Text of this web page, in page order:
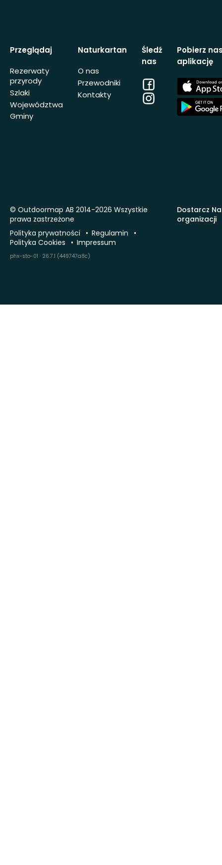
Przeglądaj
Rezerwaty
przyrody
Szlaki
Województwa
Gminy
Naturkartan
O nas
Przewodniki
Kontakty
Śledź
nas
Facebook
Instagram
Pobierz
aplikację
App
Store
App
Store
Dostarcz
organizacji
© Outdoormap AB 2014-2026 Wszystkie
prawa zastrzeżone
Polityka prywatności
Regulamin
Polityka Cookies
Impressum
phx-sto-01 · 26.7.1 (449747a8c)